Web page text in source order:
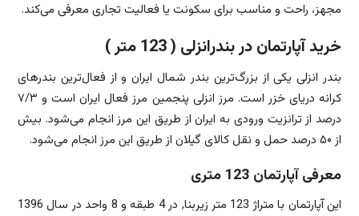
مجهز، راحت و مناسب برای سکونت یا فعالیت تجاری معرفی می‌کند.
خرید آپارتمان در بندرانزلی ( 123 متر )
بندر انزلی یکی از بزرگ‌ترین بندر شمال ایران و از فعال‌ترین بندرهای
کرانه دریای خزر است. مرز انزلی پنجمین مرز فعال ایران است و ۷/۳
درصد از ترانزیت ورودی به ایران از طریق این مرز انجام می‌شود. بیش
از ۵۰ درصد حمل و نقل کالای گیلان از طریق این مرز انجام می‌شود.
معرفی آپارتمان 123 متری
این آپارتمان با متراژ 123 متر زیربنا, در 4 طبقه و 8 واحد در سال 1396